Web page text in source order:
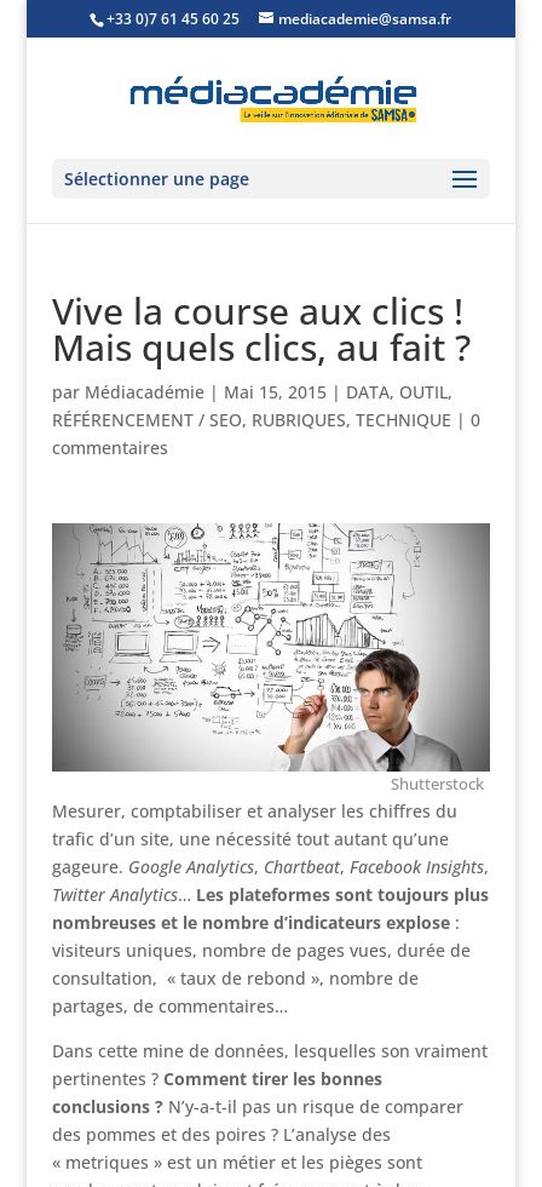
+33 0)7 61 45 60 25 mediacademie@samsa.fr
Sélectionner une page
Vive la course aux clics !
Mais quels clics, au fait ?
par Médiacadémie| Mai 15, 2015| DATA, OUTIL,
RÉFÉRENCEMENT / SEO, RUBRIQUES, TECHNIQUE | 0
commentaires
Shutterstock
Mesurer, comptabiliser et analyser les chiffres du
trafic d’un site, une nécessité tout autant qu’une
gageure. Google Analytics, Chartbeat, Facebook Insights,
Twitter Analytics… Les plateformes sont toujours plus
nombreuses et le nombre d’indicateurs explose:
visiteurs uniques, nombre de pages vues, durée de
consultation, « taux de rebond », nombre de
partages, de commentaires…
Dans cette mine de données, lesquelles son vraiment
pertinentes ? Comment tirer les bonnes
conclusions ?N’y-a-t-il pas un risque de comparer
des pommes et des poires ? L’analyse des
« metriques » est un métier et les pièges sont